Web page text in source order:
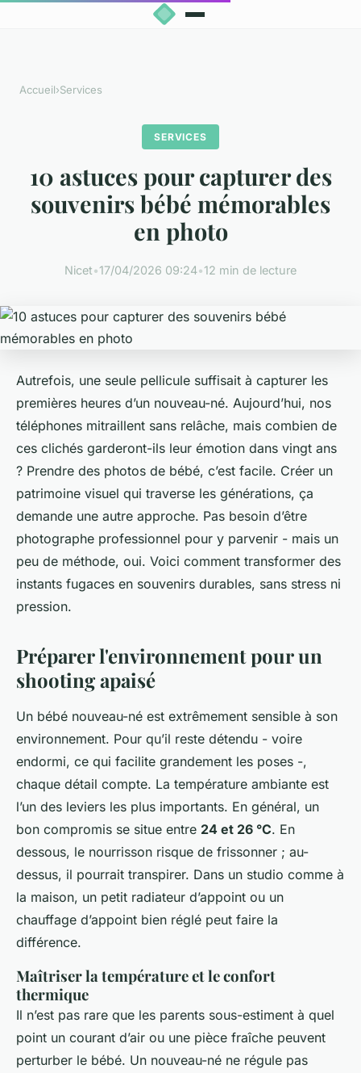
Accueil›Services
SERVICES
10 astuces pour capturer des
souvenirs bébé mémorables
en photo
Nicet•17/04/2026 09:24•12 min de lecture
Autrefois, une seule pellicule suffisait à capturer les
premières heures d’un nouveau-né. Aujourd’hui, nos
téléphones mitraillent sans relâche, mais combien de
ces clichés garderont-ils leur émotion dans vingt ans
? Prendre des photos de bébé, c’est facile. Créer un
patrimoine visuel qui traverse les générations, ça
demande une autre approche. Pas besoin d’être
photographe professionnel pour y parvenir - mais un
peu de méthode, oui. Voici comment transformer des
instants fugaces en souvenirs durables, sans stress ni
pression.
Préparer l'environnement pour un
shooting apaisé
Un bébé nouveau-né est extrêmement sensible à son
environnement. Pour qu’il reste détendu - voire
endormi, ce qui facilite grandement les poses -,
chaque détail compte. La température ambiante est
l’un des leviers les plus importants. En général, un
bon compromis se situe entre 24 et 26 °C. En
dessous, le nourrisson risque de frissonner ; au-
dessus, il pourrait transpirer. Dans un studio comme à
la maison, un petit radiateur d’appoint ou un
chauffage d’appoint bien réglé peut faire la
différence.
Maîtriser la température et le confort
thermique
Il n’est pas rare que les parents sous-estiment à quel
point un courant d’air ou une pièce fraîche peuvent
perturber le bébé. Un nouveau-né ne régule pas